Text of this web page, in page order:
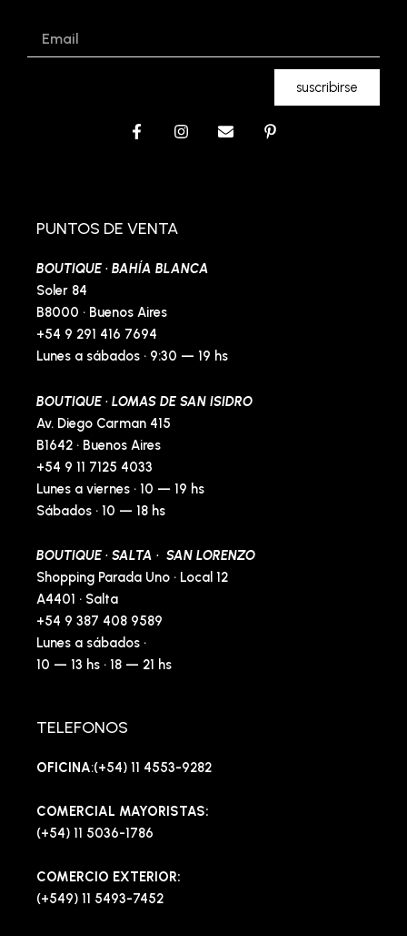
suscribirse
F
o
k
f
I
E
P
PUNTOS DE VENTA
BOUTIQUE · BAHÍA BLANCA
Soler 84
B8000 · Buenos Aires
+54 9 291 416 7694
Lunes a sábados · 9:30 — 19 hs
BOUTIQUE · LOMAS DE SAN ISIDRO
Av. Diego Carman 415
B1642 · Buenos Aires
+54 9 11 7125 4033
Lunes a viernes · 10 — 19 hs
Sábados · 10 — 18 hs
BOUTIQUE · SALTA · SAN LORENZO
Shopping Parada Uno · Local 12
A4401 · Salta
+54 9 387 408 9589
Lunes a sábados ·
10 — 13 hs · 18 — 21 hs
TELEFONOS
OFICINA:(+54) 11 4553-9282
COMERCIAL MAYORISTAS:
(+54) 11 5036-1786
COMERCIO EXTERIOR:
(+549) 11 5493-7452